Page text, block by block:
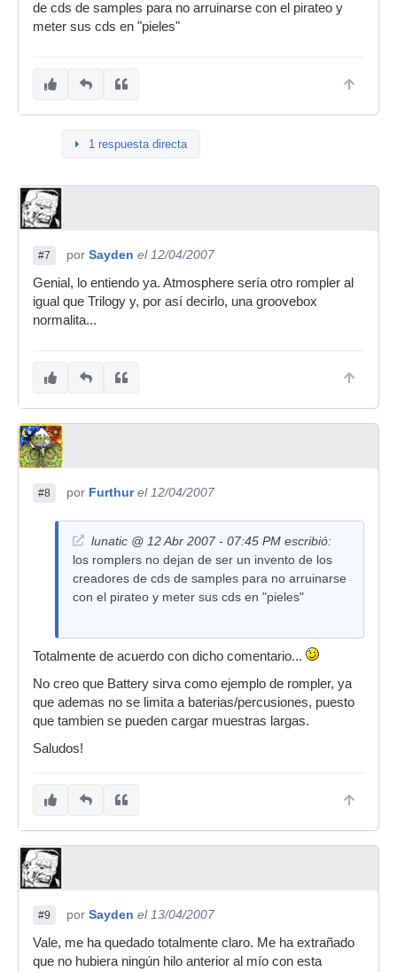
de cds de samples para no arruinarse con el pirateo y
meter sus cds en "pieles"
1 respuesta directa
#7 por Sayden el 12/04/2007
Genial, lo entiendo ya. Atmosphere sería otro rompler al
igual que Trilogy y, por así decirlo, una groovebox
normalita...
#8 por Furthur el 12/04/2007
lunatic @ 12 Abr 2007 - 07:45 PM escribió:
los romplers no dejan de ser un invento de los
creadores de cds de samples para no arruinarse
con el pirateo y meter sus cds en "pieles"
Totalmente de acuerdo con dicho comentario...
No creo que Battery sirva como ejemplo de rompler, ya
que ademas no se limita a baterias/percusiones, puesto
que tambien se pueden cargar muestras largas.
Saludos!
#9 por Sayden el 13/04/2007
Vale, me ha quedado totalmente claro. Me ha extrañado
que no hubiera ningún hilo anterior al mío con esta